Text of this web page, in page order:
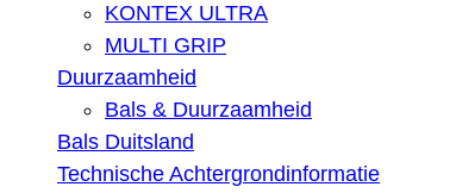
KONTEX ULTRA
MULTI GRIP
Duurzaamheid
Bals & Duurzaamheid
Bals Duitsland
Technische Achtergrondinformatie